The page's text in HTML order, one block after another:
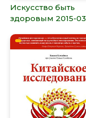
Искусство быть
здоровым 2015-03